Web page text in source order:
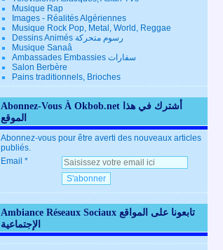
Musique Rap
Images - Réalités Algériennes
Musique Rock Pop, Metal, World, Reggae
Dessins Animés رسوم متحركة
Musique Sanaâ
Ambassades Embassies سفارات
Salon Berbère
Pains traditionnels, Brioches
Abonnez-Vous À Okbob.net أشترك في هذا
الموقع
Abonnez-vous pour être averti des nouveaux articles
publiés.
Email
Ambiance Réseaux Sociaux تابعونا على المواقع
الإجتماعية